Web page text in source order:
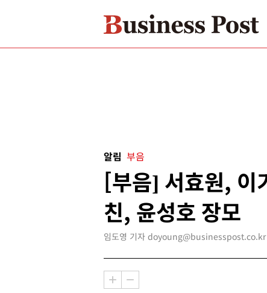
알림 부음
[부음] 서효원, 이
친, 윤성호 장모
임도영 기자 doyoung@businesspost.co.kr